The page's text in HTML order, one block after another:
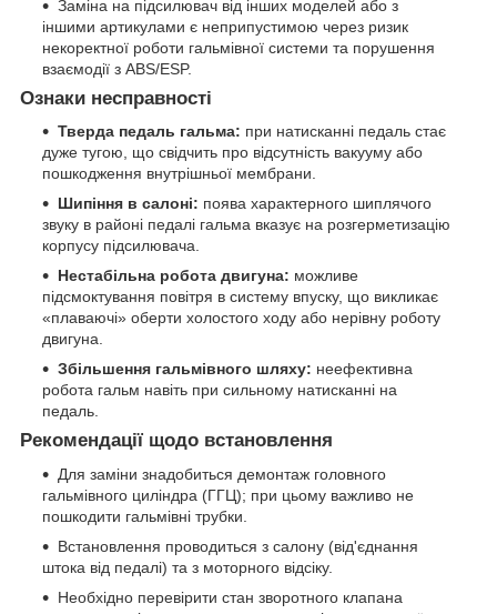
Заміна на підсилювач від інших моделей або з
іншими артикулами є неприпустимою через ризик
некоректної роботи гальмівної системи та порушення
взаємодії з ABS/ESP.
Ознаки несправності
Тверда педаль гальма: при натисканні педаль стає
дуже тугою, що свідчить про відсутність вакууму або
пошкодження внутрішньої мембрани.
Шипіння в салоні: поява характерного шиплячого
звуку в районі педалі гальма вказує на розгерметизацію
корпусу підсилювача.
Нестабільна робота двигуна: можливе
підсмоктування повітря в систему впуску, що викликає
«плаваючі» оберти холостого ходу або нерівну роботу
двигуна.
Збільшення гальмівного шляху: неефективна
робота гальм навіть при сильному натисканні на
педаль.
Рекомендації щодо встановлення
Для заміни знадобиться демонтаж головного
гальмівного циліндра (ГГЦ); при цьому важливо не
пошкодити гальмівні трубки.
Встановлення проводиться з салону (від'єднання
штока від педалі) та з моторного відсіку.
Необхідно перевірити стан зворотного клапана